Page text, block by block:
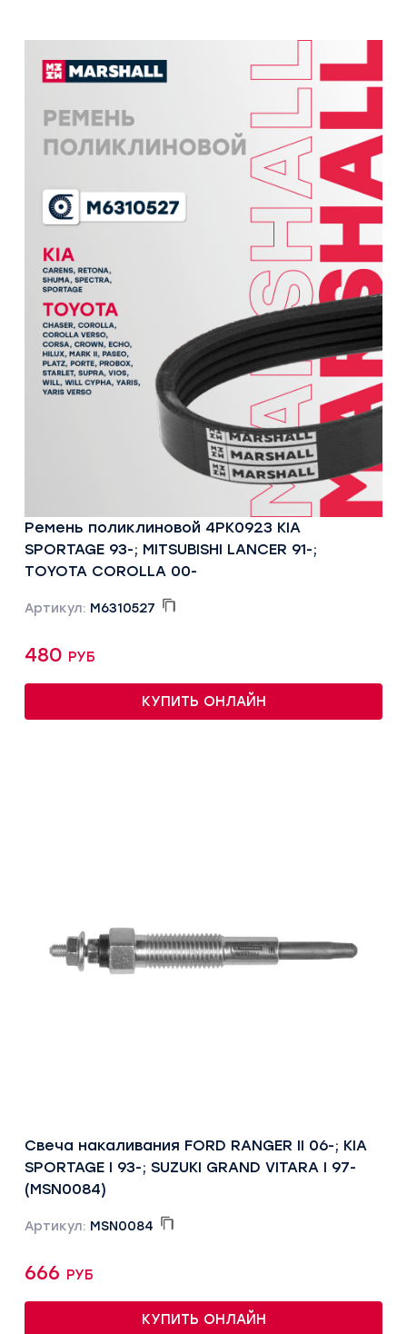
Ремень поликлиновой 4PK0923 KIA
SPORTAGE 93-; MITSUBISHI LANCER 91-;
TOYOTA COROLLA 00-
Артикул: M6310527
480 руб
КУПИТЬ ОНЛАЙН
Свеча накаливания FORD RANGER II 06-; KIA
SPORTAGE I 93-; SUZUKI GRAND VITARA I 97-
(MSN0084)
Артикул: MSN0084
666 руб
КУПИТЬ ОНЛАЙН